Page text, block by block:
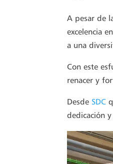
A pesar de
excelencia
a una
Con este
renacer y
Desde SDC
dedicación